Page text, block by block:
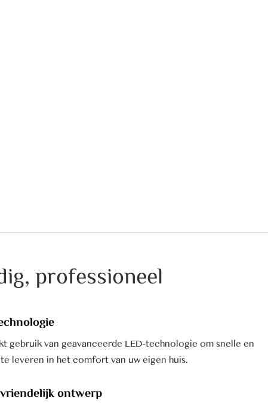
professioneel
gebruik van geavanceerde LED-technologie om snelle en
leveren in het comfort van uw eigen huis.
ontwerp